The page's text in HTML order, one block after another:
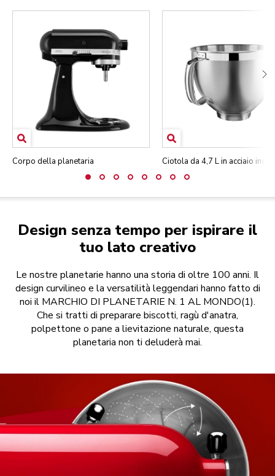
Corpo della planetaria Ciotola da 4,7 L in acciaio inox
Design senza tempo per ispirare il
tuo lato creativo
Le nostre planetarie hanno una storia di oltre 100 anni. Il
design curvilineo e la versatilità leggendari hanno fatto di
noi il MARCHIO DI PLANETARIE N. 1 AL MONDO(1).
Che si tratti di preparare biscotti, ragù d'anatra,
polpettone o pane a lievitazione naturale, questa
planetaria non ti deluderà mai.